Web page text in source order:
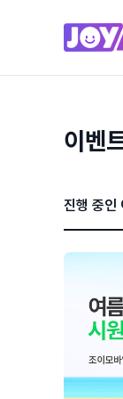
이벤
진행 중인